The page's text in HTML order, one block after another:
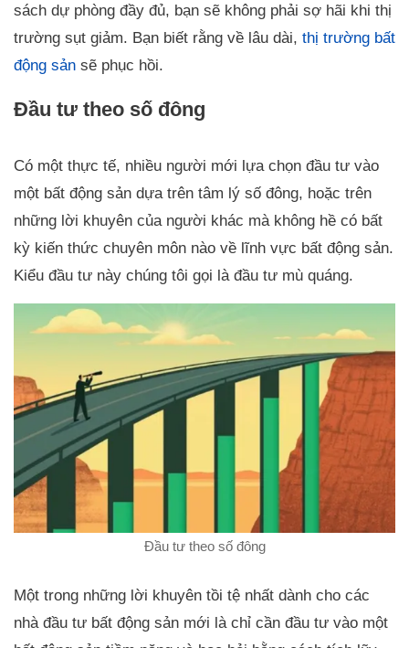
sách dự phòng đầy đủ, bạn sẽ không phải sợ hãi khi thị
trường sụt giảm. Bạn biết rằng về lâu dài, thị trường bất
động sản sẽ phục hồi.
Đầu tư theo số đông
Có một thực tế, nhiều người mới lựa chọn đầu tư vào
một bất động sản dựa trên tâm lý số đông, hoặc trên
những lời khuyên của người khác mà không hề có bất
kỳ kiến thức chuyên môn nào về lĩnh vực bất động sản.
Kiểu đầu tư này chúng tôi gọi là đầu tư mù quáng.
Đầu tư theo số đông
Một trong những lời khuyên tồi tệ nhất dành cho các
nhà đầu tư bất động sản mới là chỉ cần đầu tư vào một